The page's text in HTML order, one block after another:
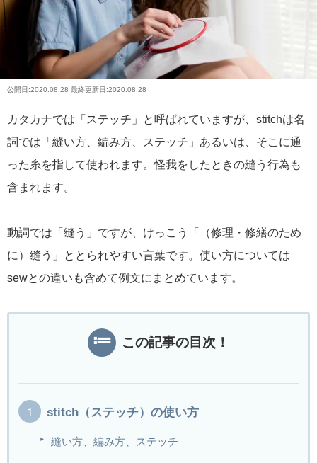
公開日:2020.08.28 最終更新日:2020.08.28
カタカナでは「ステッチ」と呼ばれていますが、stitchは名
詞では「縫い方、編み方、ステッチ」あるいは、そこに通
った糸を指して使われます。怪我をしたときの縫う行為も
含まれます。
動詞では「縫う」ですが、けっこう「（修理・修繕のため
に）縫う」ととられやすい言葉です。使い方については
sewとの違いも含めて例文にまとめています。
この記事の目次！
stitch（ステッチ）の使い方
縫い方、編み方、ステッチ